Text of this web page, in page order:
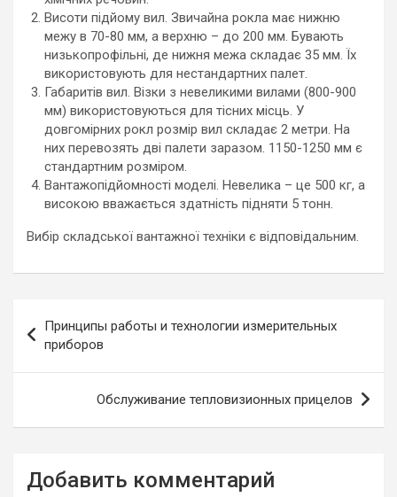
Висоти підйому вил. Звичайна рокла має нижню
межу в 70-80 мм, а верхню – до 200 мм. Бувають
низькопрофільні, де нижня межа складає 35 мм. Їх
використовують для нестандартних палет.
Габаритів вил. Візки з невеликими вилами (800-900
мм) використовуються для тісних місць. У
довгомірних рокл розмір вил складає 2 метри. На
них перевозять дві палети заразом. 1150-1250 мм є
стандартним розміром.
Вантажопідйомності моделі. Невелика – це 500 кг, а
високою вважається здатність підняти 5 тонн.
Вибір складської вантажної техніки є відповідальним.
по
записям
Принципы работы и технологии измерительных
приборов
Обслуживание тепловизионных прицелов
Добавить комментарий